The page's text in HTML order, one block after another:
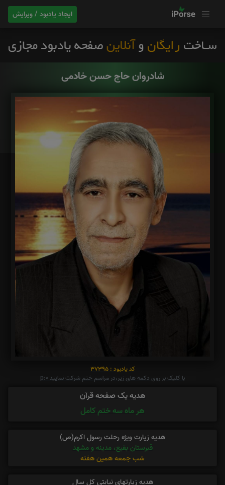
ایجاد یادبود / ویرایش
شادروان حاج حسن خادمی
کد یادبود : 37395
با کلیک بر روی دکمه های زیر،در مراسم ختم شرکت نمایید p:0
هدیه یک صفحه قرآن
هر ماه سه ختم کامل
هدیه زیارت ویژه رحلت رسول اکرم(ص)
قبرستان بقیع، مدینه و مشهد
شب جمعه همین هفته
هدیه زیارتهای نیابتی کل سال